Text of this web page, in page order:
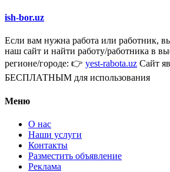
ish-bor.uz
Если вам нужна работа или работник,
наш сайт и найти работу/работника в
регионе/городе: 👉 yest-rabota.uz Сайт
БЕСПЛАТНЫМ для использования
Меню
О нас
Наши услуги
Контакты
Разместить объявление
Реклама